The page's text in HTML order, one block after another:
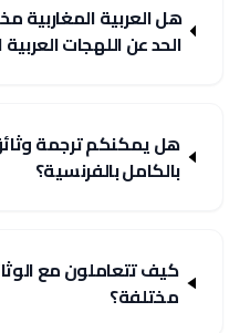
هل العربية المغاربية
الحد عن اللهجات
هل يمكنكم ترجمة
بالكامل بالفرنسية؟
كيف تتعاملون مع
مختلفة؟